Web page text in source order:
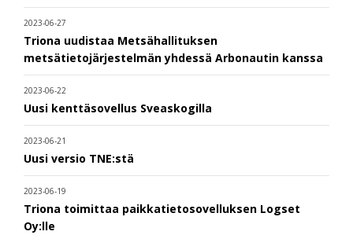
2023-06-27
Triona uudistaa Metsähallituksen
metsätietojärjestelmän yhdessä Arbonautin kanssa
2023-06-22
Uusi kenttäsovellus Sveaskogilla
2023-06-21
Uusi versio TNE:stä
2023-06-19
Triona toimittaa paikkatietosovelluksen Logset
Oy:lle